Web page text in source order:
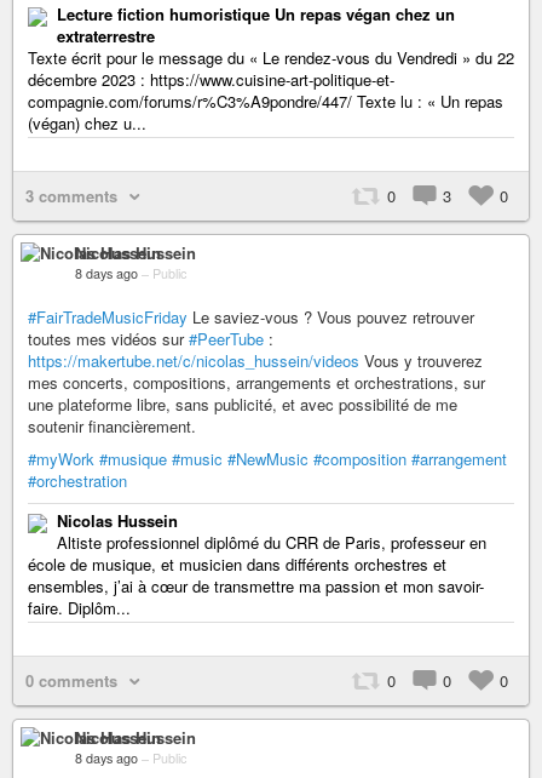
Lecture fiction humoristique Un repas végan chez un
extraterrestre
Texte écrit pour le message du « Le rendez-vous du Vendredi » du 22
décembre 2023 : https://www.cuisine-art-politique-et-
compagnie.com/forums/r%C3%A9pondre/447/ Texte lu : « Un repas
(végan) chez u...
3 comments 0 3 0
Nicolas Hussein
8 days ago – Public
#FairTradeMusicFriday Le saviez-vous ? Vous pouvez retrouver
toutes mes vidéos sur#PeerTube :
https://makertube.net/c/nicolas_hussein/videos Vous y trouverez
mes concerts, compositions, arrangements et orchestrations, sur
une plateforme libre, sans publicité, et avec possibilité de me
soutenir financièrement.
#myWork #musique #music #NewMusic #composition #arrangement
#orchestration
Nicolas Hussein
Altiste professionnel diplômé du CRR de Paris, professeur en
école de musique, et musicien dans différents orchestres et
ensembles, j’ai à cœur de transmettre ma passion et mon savoir-
faire. Diplôm...
0 comments 0 0 0
Nicolas Hussein
8 days ago – Public